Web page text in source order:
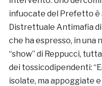
infuocate del Prefetto
Distrettuale Antimafia
che ha espresso, in una
“show” di Reppucci,
dei tossicodipendenti:
isolate, ma appoggiate